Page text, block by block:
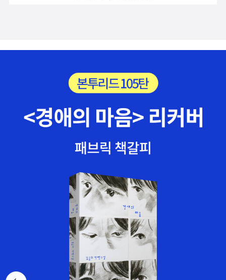
들의 뒷모습이 나오고 뭘 하고 있는지 앞모습이 뒷장에 나오는 그림
면서 울었음.아직 컬러 그림은 구별 못하지만 꽤 흥미있게 쳐다본 그
림 책.아이와 둘만 있으니까 외출을 못해서 구입한 책만 읽어주었던
한달.그나마도 아직 신생아라 컨디션 좋을때를 찾기가 참 힘들다.그
래도 나름 뿌듯!어짜피 읽었던거 또 읽어주고 그러긴 하지만.. 얘기책
이 많은 엄마가 되었다.
뒤로가